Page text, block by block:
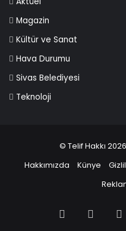
Magazin
Kültür ve Sanat
Hava Durumu
Sivas Belediyesi
Teknoloji
© Telif Hakkı
Hakkımızda
Künye
Facebook